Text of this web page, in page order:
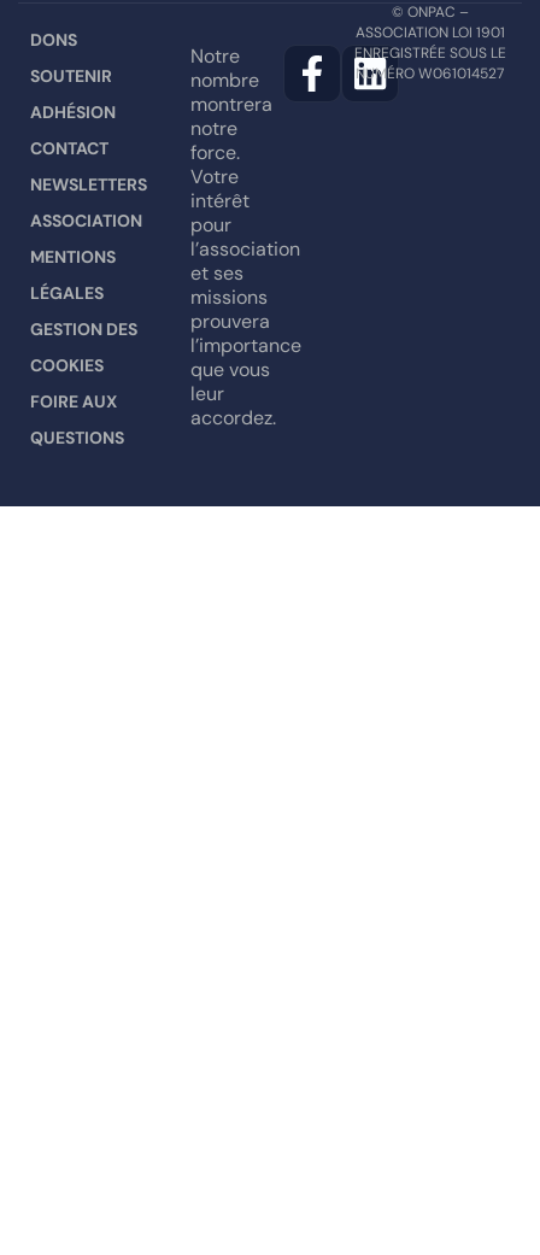
DONS
SOUTENIR
ADHÉSION
CONTACT
NEWSLETTERS
ASSOCIATION
MENTIONS
LÉGALES
GESTION DES
COOKIES
FOIRE AUX
QUESTIONS
Notre
nombre
montrera
notre
force.
Votre
intérêt
pour
l’association
et ses
missions
prouvera
l’importance
que vous
leur
accordez.
© ONPAC –
ASSOCIATION LOI 1901
ENREGISTRÉE SOUS LE
NUMÉRO W061014527